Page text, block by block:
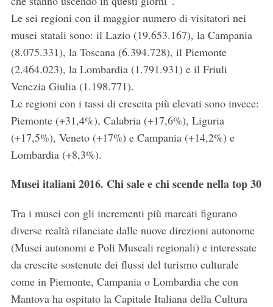
Le sei regioni con il maggior numero di visitatori nei
musei statali sono: il Lazio (19.653.167), la Campania
(8.075.331), la Toscana (6.394.728), il Piemonte
(2.464.023), la Lombardia (1.791.931) e il Friuli
Venezia Giulia (1.198.771).
Le regioni con i tassi di crescita più elevati sono invece:
Piemonte (+31,4%), Calabria (+17,6%), Liguria
(+17,5%), Veneto (+17%) e Campania (+14,2%) e
Lombardia (+8,3%).
Musei italiani 2016. Chi sale e chi scende nella top 30
Tra i musei con gli incrementi più marcati figurano
diverse realtà rilanciate dalle nuove direzioni autonome
(Musei autonomi e Poli Museali regionali) e interessate
da crescite sostenute dei flussi del turismo culturale
come in Piemonte, Campania o Lombardia che con
Mantova ha ospitato la Capitale Italiana della Cultura